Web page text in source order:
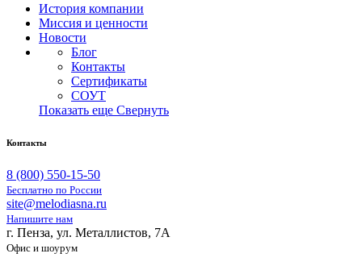
История компании
Миссия и ценности
Новости
Блог
Контакты
Сертификаты
СОУТ
Показать еще Свернуть
Контакты
8 (800) 550-15-50
Бесплатно по России
site@melodiasna.ru
Напишите нам
г. Пенза, ул. Металлистов, 7А
Офис и шоурум